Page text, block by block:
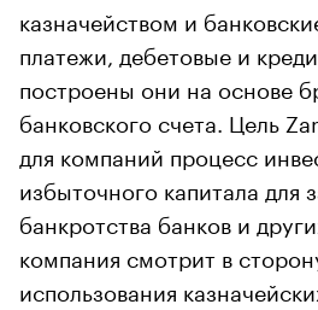
казначейством и
платежи, дебетовые и
построены они на основе
банковского счета. Цель
для компаний процесс
избыточного капитала для
банкротства банков и
компания смотрит в
использования